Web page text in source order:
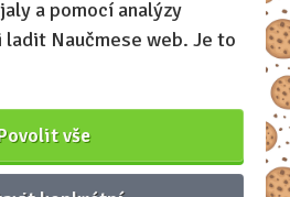
a pomocí analýzy
ladit Naučmese web. Je to
vše